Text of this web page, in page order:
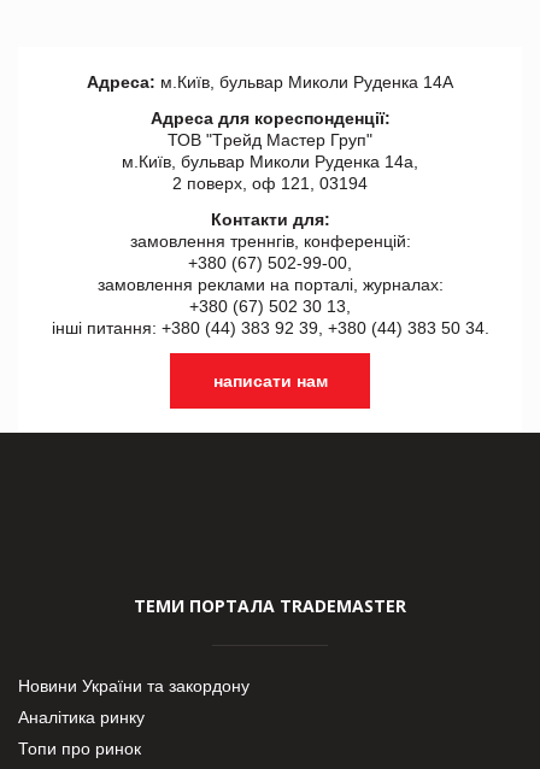
Адреса: м.Київ, бульвар Миколи Руденка 14А
Адреса для кореспонденції:
ТОВ "Tрейд Мастер Груп"
м.Київ, бульвар Миколи Руденка 14а,
2 поверх, оф 121, 03194
Контакти для:
замовлення треннгів, конференцій:
+380 (67) 502-99-00,
замовлення реклами на порталі, журналах:
+380 (67) 502 30 13,
інші питання: +380 (44) 383 92 39, +380 (44) 383 50 34.
написати нам
ТЕМИ ПОРТАЛА TRADEMASTER
Новини України та закордону
Аналітика ринку
Топи про ринок